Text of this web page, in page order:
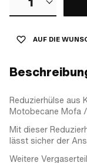
AUF DIE
Reduzierhülse aus
Motobecane Mofa
Mit dieser
lässt sicher der
Weitere